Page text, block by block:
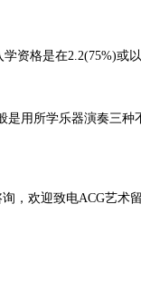
资格是在2.2(75%)或以
是用所学乐器演奏三
，欢迎致电ACG艺术